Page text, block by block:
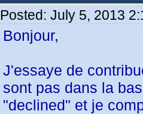
Posted: July 5, 2013
Bonjour,
J'essaye de
sont pas dans la
"declined" et je